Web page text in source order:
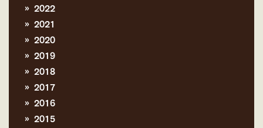
2022
2021
2020
2019
2018
2017
2016
2015